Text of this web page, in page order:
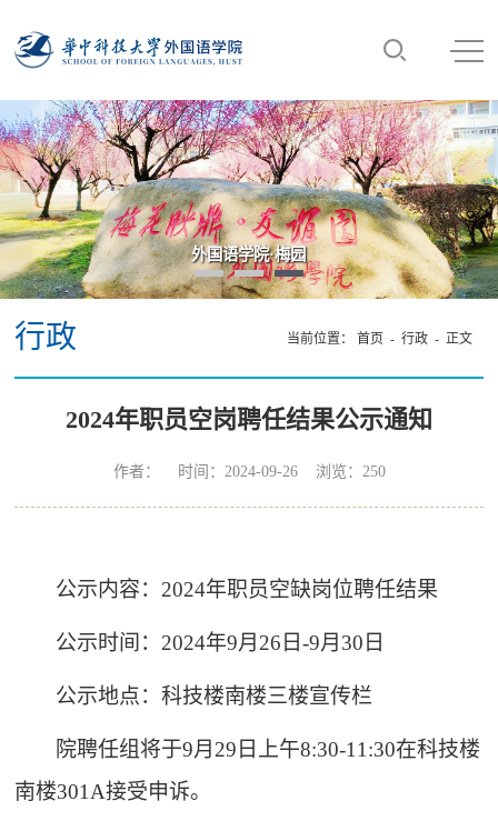
外国语学院·梅园
行政 当前位置： 首页 - 行政- 正文
2024年职员空岗聘任结果公示通知
作者： 时间：2024-09-26 浏览： 250
公示内容： 2024年职员空缺岗位聘任结果
公示时间： 2024年9月 26 日-9月 30 日
公示地点：科技楼南楼三楼宣传栏
院聘任组将于9月 29 日上午8:30-11:30在科技楼
南楼301A接受申诉。